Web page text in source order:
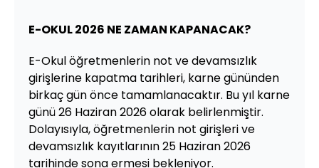
E-OKUL 2026 NE ZAMAN KAPANACAK?
E-Okul öğretmenlerin not ve devamsızlık
girişlerine kapatma tarihleri, karne gününden
birkaç gün önce tamamlanacaktır. Bu yıl karne
günü 26 Haziran 2026 olarak belirlenmiştir.
Dolayısıyla, öğretmenlerin not girişleri ve
devamsızlık kayıtlarının 25 Haziran 2026
tarihinde sona ermesi bekleniyor.